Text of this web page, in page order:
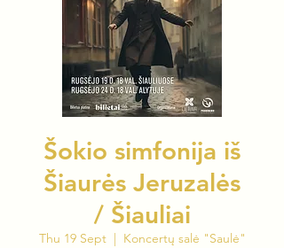
Šokio simfonija iš
Šiaurės Jeruzalės
/ Šiauliai
Thu 19 Sept
  |
Koncertų salė "Saulė"